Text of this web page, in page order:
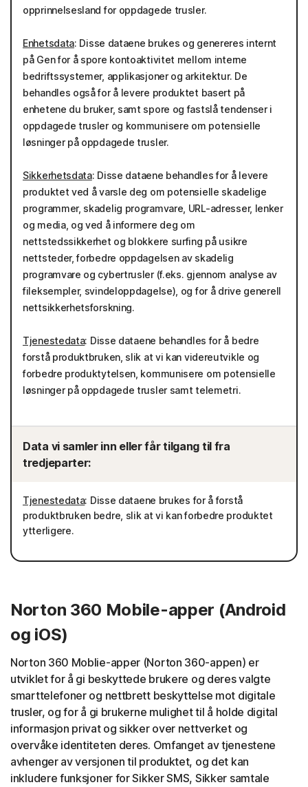
opprinnelsesland for oppdagede trusler.
Enhetsdata: Disse dataene brukes og genereres internt
på Gen for å spore kontoaktivitet mellom interne
bedriftssystemer, applikasjoner og arkitektur. De
behandles også for å levere produktet basert på
enhetene du bruker, samt spore og fastslå tendenser i
oppdagede trusler og kommunisere om potensielle
løsninger på oppdagede trusler.
Sikkerhetsdata: Disse dataene behandles for å levere
produktet ved å varsle deg om potensielle skadelige
programmer, skadelig programvare, URL-adresser, lenker
og media, og ved å informere deg om
nettstedssikkerhet og blokkere surfing på usikre
nettsteder, forbedre oppdagelsen av skadelig
programvare og cybertrusler (f.eks. gjennom analyse av
fileksempler, svindeloppdagelse), og for å drive generell
nettsikkerhetsforskning.
Tjenestedata: Disse dataene behandles for å bedre
forstå produktbruken, slik at vi kan videreutvikle og
forbedre produktytelsen, kommunisere om potensielle
løsninger på oppdagede trusler samt telemetri.
Data vi samler inn eller får tilgang til fra
tredjeparter:
Tjenestedata: Disse dataene brukes for å forstå
produktbruken bedre, slik at vi kan forbedre produktet
ytterligere.
Norton 360 Mobile-apper (Android
og iOS)
Norton 360 Moblie-apper (Norton 360-appen) er
utviklet for å gi beskyttede brukere og deres valgte
smarttelefoner og nettbrett beskyttelse mot digitale
trusler, og for å gi brukerne mulighet til å holde digital
informasjon privat og sikker over nettverket og
overvåke identiteten deres. Omfanget av tjenestene
avhenger av versjonen til produktet, og det kan
inkludere funksjoner for Sikker SMS, Sikker samtale